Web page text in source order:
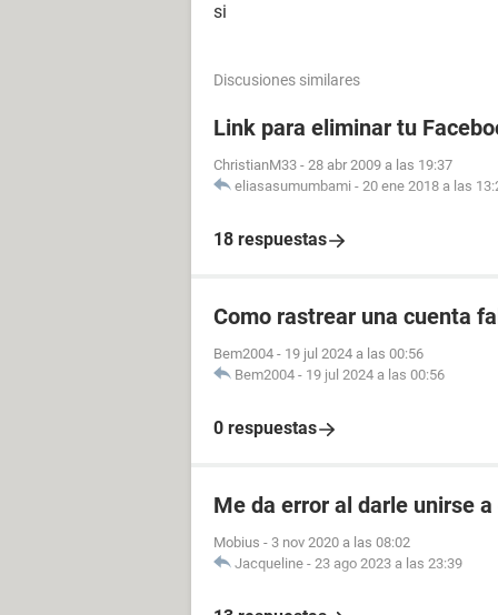
si
Discusiones similares
Link para eliminar tu
ChristianM33 - 28 abr 2009 a las 19:37
eliasasumumbami - 20 ene 2018 a las
18 respuestas
Como rastrear una cuenta
Bem2004 - 19 jul 2024 a las 00:56
Bem2004 - 19 jul 2024 a las 00:56
0 respuestas
Me da error al darle unirse
Mobius - 3 nov 2020 a las 08:02
Jacqueline - 23 ago 2023 a las 23:39